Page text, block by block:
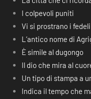
I colpevoli puniti
Vi si prostrano i fedeli
L’antico nome di
È simile al dugongo
Il dio che mira al
Un tipo di stampa a
Indica il tempo che